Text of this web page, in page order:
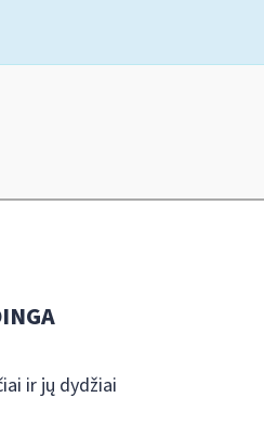
ir jų dydžiai